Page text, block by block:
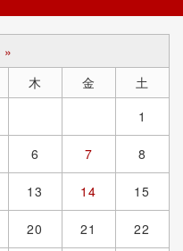
»
木 金
土
1
6 7 8
13 14 15
20 21 22